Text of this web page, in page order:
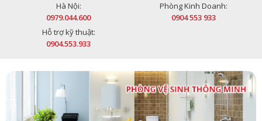
Hà Nội:
0979.044.600
Phòng Kinh Doanh:
0904 553 933
Hỗ trợ kỹ thuật:
0904.553.933